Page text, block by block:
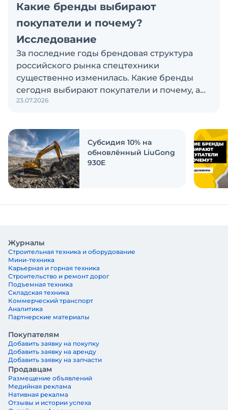
Какие бренды выбирают
покупатели и почему?
Исследование
За последние годы брендовая структура
российского рынка спецтехники
существенно изменилась. Какие бренды
сегодня выбирают покупатели и почему, а
также кого считают лидерами рынка?
ответить на эти вопросы
23.07.2026
Субсидия 10% на
обновлённый LiuGong
930E
Журналы
Строительная техника и оборудование
Мини-техника
Карьерная и горная техника
Строительство и ремонт дорог
Подъемная техника
Складская техника
Коммерческий транспорт
Аналитика
Партнерские материалы
Покупателям
Добавить заявку на покупку
Добавить заявку на аренду
Добавить заявку на запчасти
Продавцам
Размещение объявлений
Медийная реклама
Нативная рекалма
Отзывы и истории успеха